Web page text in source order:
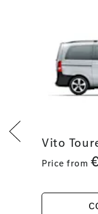
Vito
Price from